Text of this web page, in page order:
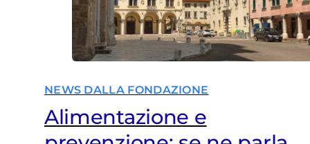
NEWS DALLA FONDAZIONE
Alimentazione e